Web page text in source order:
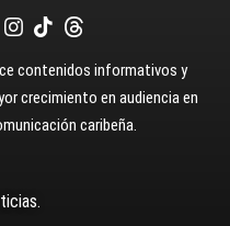
contenidos informativos y
crecimiento en audiencia en
caribeña.